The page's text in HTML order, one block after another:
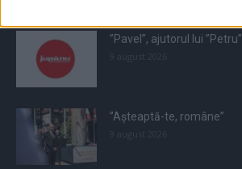
”Pavel”, ajutorul lui ”Petru”
”Așteaptă-te, române”